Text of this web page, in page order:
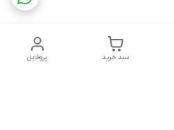
پروفایل سبد خرید